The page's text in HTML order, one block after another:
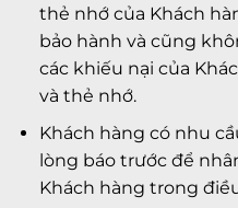
thẻ nhớ của Khách
bảo hành và cũng
các khiếu nại của
và thẻ nhớ.
Khách hàng có nhu
lòng báo trước để
Khách hàng trong